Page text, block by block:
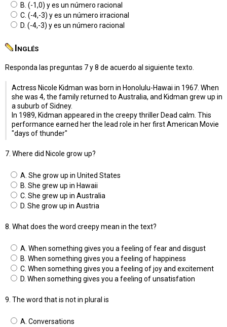
B. (-1,0) y es un número racional
C. (-4,-3) y es un número irracional
D. (-4,-3) y es un número racional
Inglés
Responda las preguntas 7 y 8 de acuerdo al siguiente texto.
Actress Nicole Kidman was born in Honolulu-Hawai in 1967. When
she was 4, the family returned to Australia, and Kidman grew up in
a suburb of Sidney.
In 1989, Kidman appeared in the creepy thriller Dead calm. This
performance earned her the lead role in her first American Movie
"days of thunder"
7. Where did Nicole grow up?
A. She grow up in United States
B. She grew up in Hawaii
C. She grew up in Australia
D. She grow up in Austria
8. What does the word creepy mean in the text?
A. When something gives you a feeling of fear and disgust
B. When something gives you a feeling of happiness
C. When something gives you a feeling of joy and excitement
D. When something gives you a feeling of unsatisfation
9. The word that is not in plural is
A. Conversations